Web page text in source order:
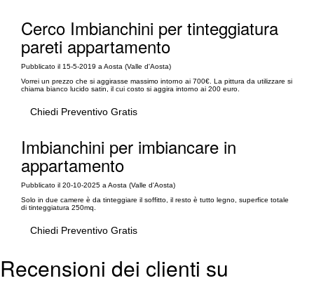
Cerco Imbianchini per tinteggiatura
pareti appartamento
Pubblicato il 15-5-2019 a Aosta (Valle d'Aosta)
Vorrei un prezzo che si aggirasse massimo intorno ai 700€. La pittura da utilizzare si
chiama bianco lucido satin, il cui costo si aggira intorno ai 200 euro.
Chiedi Preventivo Gratis
Imbianchini per imbiancare in
appartamento
Pubblicato il 20-10-2025 a Aosta (Valle d'Aosta)
Solo in due camere è da tinteggiare il soffitto, il resto è tutto legno, superfice totale
di tinteggiatura 250mq.
Chiedi Preventivo Gratis
Recensioni dei clienti su